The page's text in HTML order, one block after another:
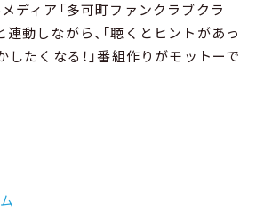
ディア「多可町ファンクラブクラ
動しながら、「聴くとヒントがあっ
したくなる！」番組作りがモットーで